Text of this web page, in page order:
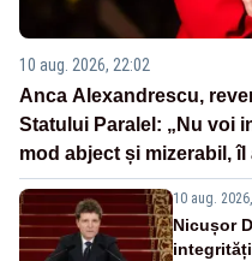
10 aug. 2026, 22:02
Anca Alexandrescu,
Statului Paralel: „Nu voi
mod abject și mizerabil,
10 aug.
Nicușor